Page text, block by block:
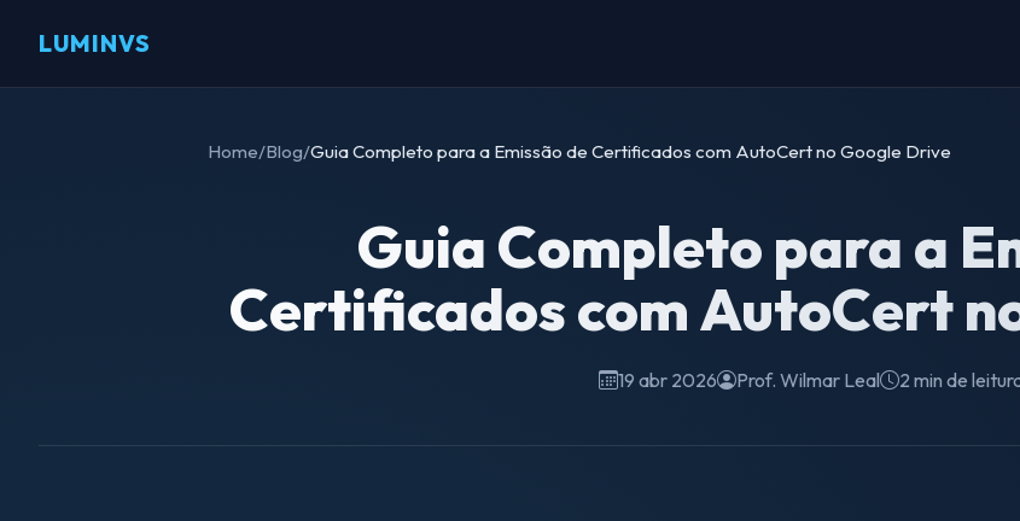
LUMINVS
Home/Blog/Guia Completo para a Emissão de Certificados com AutoCert no Google Drive
Guia Completo para a
Certificados com AutoCert
19 abr 2026 Prof. Wilmar Leal 2 min de